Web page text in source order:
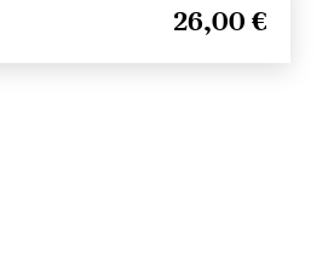
26,00 €